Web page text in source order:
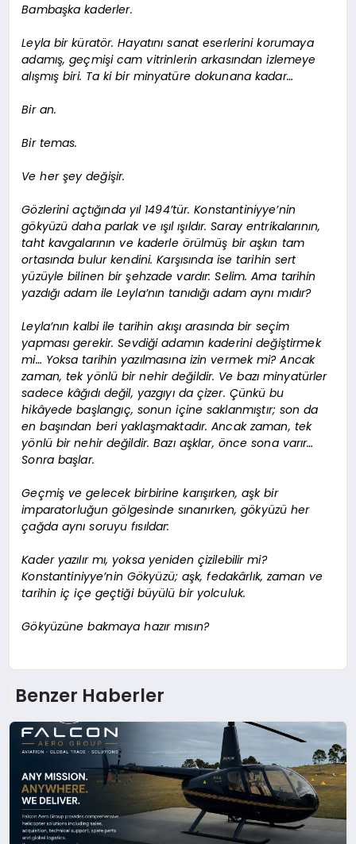
Bambaşka kaderler.
Leyla bir küratör. Hayatını sanat eserlerini korumaya
adamış, geçmişi cam vitrinlerin arkasından izlemeye
alışmış biri. Ta ki bir minyatüre dokunana kadar…
Bir an.
Bir temas.
Ve her şey değişir.
Gözlerini açtığında yıl 1494’tür. Konstantiniyye’nin
gökyüzü daha parlak ve ışıl ışıldır. Saray entrikalarının,
taht kavgalarının ve kaderle örülmüş bir aşkın tam
ortasında bulur kendini. Karşısında ise tarihin sert
yüzüyle bilinen bir şehzade vardır: Selim. Ama tarihin
yazdığı adam ile Leyla’nın tanıdığı adam aynı mıdır?
Leyla’nın kalbi ile tarihin akışı arasında bir seçim
yapması gerekir. Sevdiği adamın kaderini değiştirmek
mi… Yoksa tarihin yazılmasına izin vermek mi? Ancak
zaman, tek yönlü bir nehir değildir. Ve bazı minyatürler
sadece kâğıdı değil, yazgıyı da çizer. Çünkü bu
hikâyede başlangıç, sonun içine saklanmıştır; son da
en başından beri yaklaşmaktadır. Ancak zaman, tek
yönlü bir nehir değildir. Bazı aşklar, önce sona varır…
Sonra başlar.
Geçmiş ve gelecek birbirine karışırken, aşk bir
imparatorluğun gölgesinde sınanırken, gökyüzü her
çağda aynı soruyu fısıldar:
Kader yazılır mı, yoksa yeniden çizilebilir mi?
Konstantiniyye’nin Gökyüzü; aşk, fedakârlık, zaman ve
tarihin iç içe geçtiği büyülü bir yolculuk.
Gökyüzüne bakmaya hazır mısın?
Benzer Haberler